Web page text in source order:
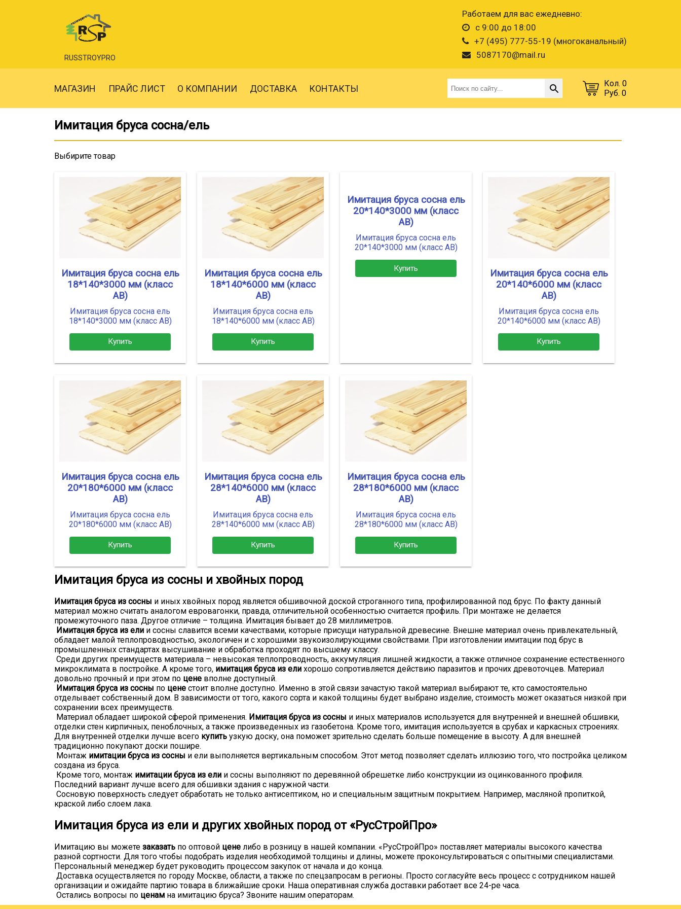
RUSSTROYPRO
Работаем для вас ежедневно:
с 9:00 до 18:00
+7 (495) 777-55-19 (многоканальный)
5087170@mail.ru
МАГАЗИН ПРАЙС ЛИСТ О КОМПАНИИ ДОСТАВКА КОНТАКТЫ
Кол. 0
Руб. 0
Имитация бруса сосна/ель
Выбирите товар
Имитация бруса сосна ель
18*140*3000 мм (класс
АВ)
Имитация бруса сосна ель
18*140*3000 мм (класс АВ)
Купить
Имитация бруса сосна ель
18*140*6000 мм (класс
АВ)
Имитация бруса сосна ель
18*140*6000 мм (класс АВ)
Купить
Имитация бруса сосна ель
20*140*3000 мм (класс
АВ)
Имитация бруса сосна ель
20*140*3000 мм (класс АВ)
Купить
Имитация бруса сосна ель
20*140*6000 мм (класс
АВ)
Имитация бруса сосна ель
20*140*6000 мм (класс АВ)
Купить
Имитация бруса сосна ель
20*180*6000 мм (класс
АВ)
Имитация бруса сосна ель
20*180*6000 мм (класс АВ)
Купить
Имитация бруса сосна ель
28*140*6000 мм (класс
АВ)
Имитация бруса сосна ель
28*140*6000 мм (класс АВ)
Купить
Имитация бруса сосна ель
28*180*6000 мм (класс
АВ)
Имитация бруса сосна ель
28*180*6000 мм (класс АВ)
Купить
Имитация бруса из сосны и хвойных пород
Имитация бруса из сосны и иных хвойных пород является обшивочной доской строганного типа, профилированной под брус. По факту данный
материал можно считать аналогом евровагонки, правда, отличительной особенностью считается профиль. При монтаже не делается
промежуточного паза. Другое отличие – толщина. Имитация бывает до 28 миллиметров.
Имитация бруса из ели и сосны славится всеми качествами, которые присущи натуральной древесине. Внешне материал очень привлекательный,
обладает малой теплопроводностью, экологичен и с хорошими звукоизолирующими свойствами. При изготовлении имитации под брус в
промышленных стандартах высушивание и обработка проходят по высшему классу.
Среди других преимуществ материала – невысокая теплопроводность, аккумуляция лишней жидкости, а также отличное сохранение естественного
микроклимата в постройке. А кроме того, имитация бруса из ели хорошо сопротивляется действию паразитов и прочих древоточцев. Материал
довольно прочный и при этом по цене вполне доступный.
Имитация бруса из сосны по цене стоит вполне доступно. Именно в этой связи зачастую такой материал выбирают те, кто самостоятельно
отделывает собственный дом. В зависимости от того, какого сорта и какой толщины будет выбрано изделие, стоимость может оказаться низкой при
сохранении всех преимуществ.
Материал обладает широкой сферой применения. Имитация бруса из сосны и иных материалов используется для внутренней и внешней обшивки,
отделки стен кирпичных, пеноблочных, а также произведенных из газобетона. Кроме того, имитация используется в срубах и каркасных строениях.
Для внутренней отделки лучше всего купить узкую доску, она поможет зрительно сделать больше помещение в высоту. А для внешней
традиционно покупают доски пошире.
Монтаж имитации бруса из сосны и ели выполняется вертикальным способом. Этот метод позволяет сделать иллюзию того, что постройка целиком
создана из бруса.
Кроме того, монтаж имитации бруса из ели и сосны выполняют по деревянной обрешетке либо конструкции из оцинкованного профиля.
Последний вариант лучше всего для обшивки здания с наружной части.
Сосновую поверхность следует обработать не только антисептиком, но и специальным защитным покрытием. Например, масляной пропиткой,
краской либо слоем лака.
Имитация бруса из ели и других хвойных пород от «РусСтройПро»
Имитацию вы можете заказать по оптовой цене либо в розницу в нашей компании. «РусСтройПро» поставляет материалы высокого качества
разной сортности. Для того чтобы подобрать изделия необходимой толщины и длины, можете проконсультироваться с опытными специалистами.
Персональный менеджер будет руководить процессом закупок от начала и до конца.
Доставка осуществляется по городу Москве, области, а также по спецзапросам в регионы. Просто согласуйте весь процесс с сотрудником нашей
организации и ожидайте партию товара в ближайшие сроки. Наша оперативная служба доставки работает все 24-ре часа.
Остались вопросы по ценам на имитацию бруса? Звоните нашим операторам.